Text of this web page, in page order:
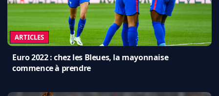
ARTICLES
Euro 2022 : chez les Bleues, la mayonnaise
commence à prendre